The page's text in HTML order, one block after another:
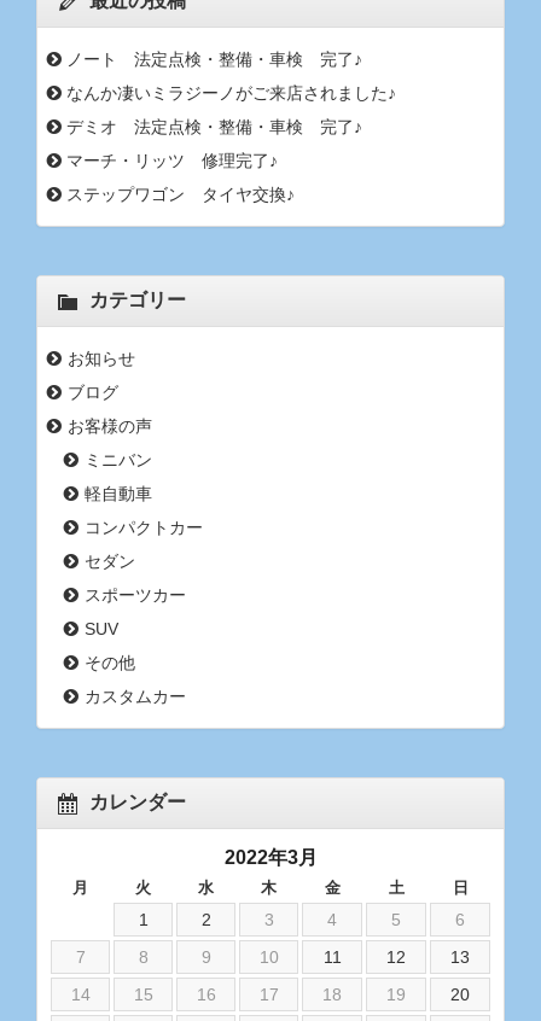
ノート 法定点検・整備・車検 完了♪
なんか凄いミラジーノがご来店されました♪
デミオ 法定点検・整備・車検 完了♪
マーチ・リッツ 修理完了♪
ステップワゴン タイヤ交換♪
カテゴリー
お知らせ
ブログ
お客様の声
ミニバン
軽自動車
コンパクトカー
セダン
スポーツカー
SUV
その他
カスタムカー
カレンダー
2022年3月
月 火 水 木 金 土 日
1 2 3 4 5
6
7
8 9 10 11 12
13
14
15 16 17 18 19
20